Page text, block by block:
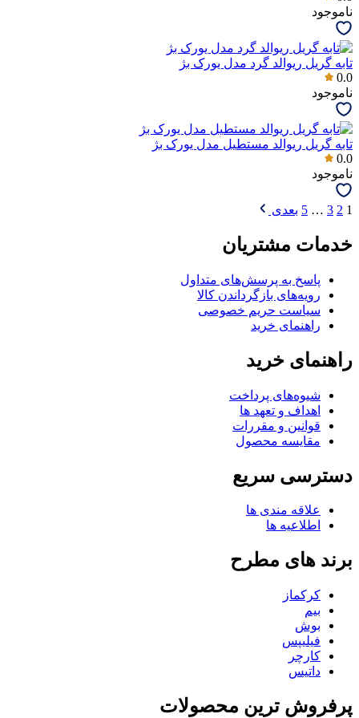
ناموجود
تابه گریل ریوالد گرد مدل یورک بژ
0.0
ناموجود
تابه گریل ریوالد مستطیل مدل یورک بژ
0.0
ناموجود
1
2
3
…
5 بعدی
خدمات مشتریان
پاسخ به پرسش‌های متداول
رویه‌های بازگرداندن کالا
سیاست حریم خصوصی
راهنمای خرید
راهنمای خرید
شیوه‌های پرداخت
اهداف و تعهد ها
قوانین و مقررات
مقایسه محصول
دسترسی سریع
علاقه مندی ها
اطلاعیه ها
برند های مطرح
کرکماز
بیم
بوش
فیلیپس
کارچر
داتیس
پرفروش ترین محصولات